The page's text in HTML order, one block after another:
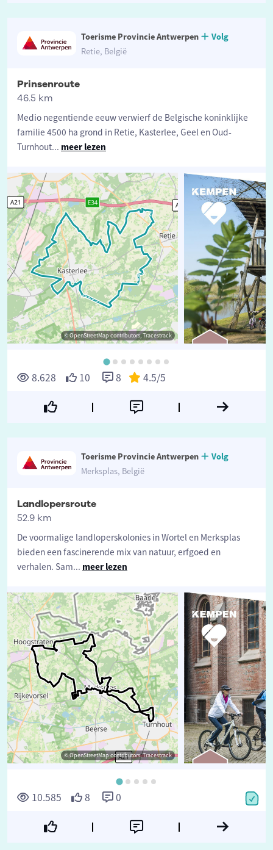
Toerisme Provincie Antwerpen
Volg
Retie, België
Prinsenroute
46.5 km
Medio negentiende eeuw verwierf de Belgische koninklijke
familie 4500 ha grond in Retie, Kasterlee, Geel en Oud-
Turnhout... meer lezen
© OpenStreetMap contributors, Tracestrack
8.628 10 8 4.5/5
Toerisme Provincie Antwerpen
Volg
Merksplas, België
Landlopersroute
52.9 km
De voormalige landloperskolonies in Wortel en Merksplas
bieden een fascinerende mix van natuur, erfgoed en
verhalen. Sam... meer lezen
© OpenStreetMap contributors, Tracestrack
10.585 8 0